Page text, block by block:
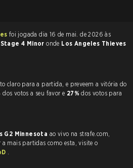
4 Minoronde Los Angeles Thieves
Usuários da Strafe tem um favorito claro para a partida, e preveem a vitória do
dos votos a seu favor e 27%dos votos para
G2 Minnesota ao vivo na strafe.com,
mais partidas como esta, visite o
.